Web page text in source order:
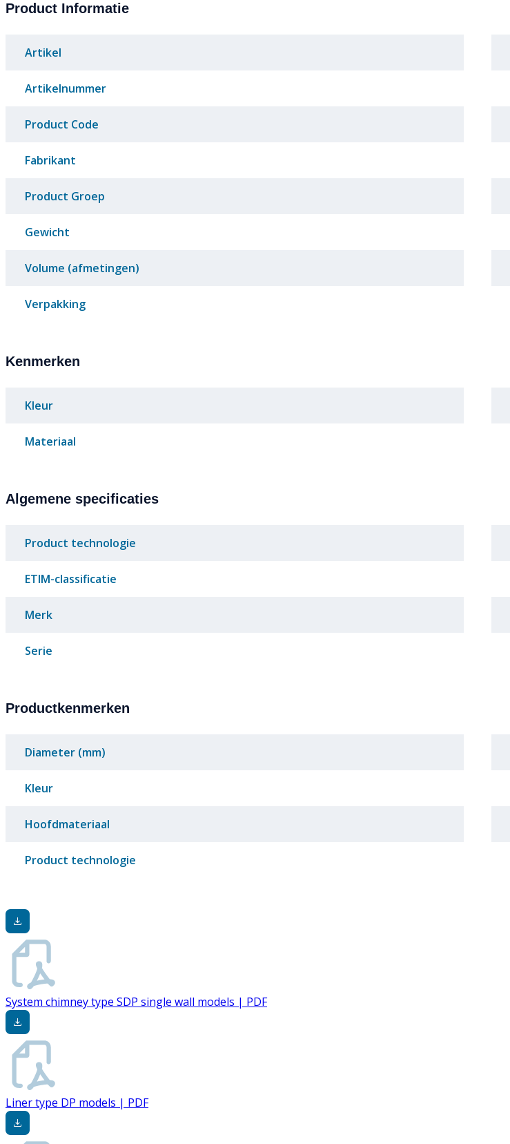
Product Informatie
Artikel
Artikelnummer
Product Code
Fabrikant
Product Groep
Gewicht
Volume (afmetingen)
Verpakking
Kenmerken
Kleur
Materiaal
Algemene specificaties
Product technologie
ETIM-classificatie
Merk
Serie
Productkenmerken
Diameter (mm)
Kleur
Hoofdmateriaal
Product technologie
System chimney type SDP single wall models | PDF
Liner type DP models | PDF